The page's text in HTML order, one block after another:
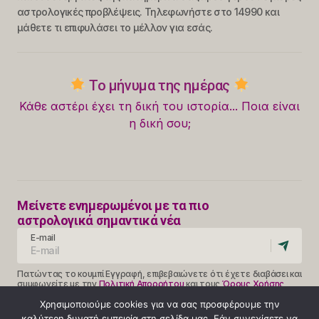
αστρολογικές προβλέψεις. Τηλεφωνήστε στο 14990 και
μάθετε τι επιφυλάσει το μέλλον για εσάς.
Το μήνυμα της ημέρας
Κάθε αστέρι έχει τη δική του ιστορία... Ποια είναι
η δική σου;
Μείνετε ενημερωμένοι με τα πιο
αστρολογικά σημαντικά νέα
E-mail
Πατώντας το κουμπί Εγγραφή, επιβεβαιώνετε ότι έχετε διαβάσει και
συμφωνείτε με τηνΠολιτική Απορρήτουκαι τουςΌρους Χρήσης
Χρησιμοποιούμε cookies για να σας προσφέρουμε την